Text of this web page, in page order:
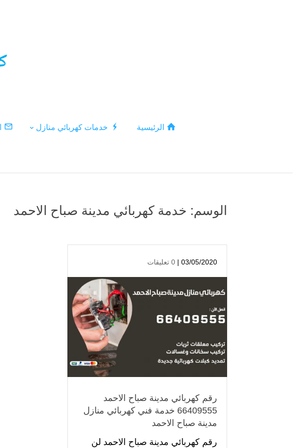
الرئيسية خدمات كهربائي منازل
الوسم: خدمة كهربائي مدينة صباح الاحمد
03/05/2020 | 0 تعليقات
رقم كهربائي مدينة صباح الاحمد
66409555 خدمة فني كهربائي منازل
مدينة صباح الاحمد
رقم كهربائي مدينة صباح الاحمد لن